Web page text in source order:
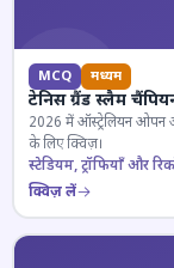
MCQ मध्यम
टेनिस ग्रैंड स्लैम
2026 में ऑस्ट्रेलियन ओपन
के लिए क्विज़।
स्टेडियम, ट्रॉफियाँ और
क्विज़ लें